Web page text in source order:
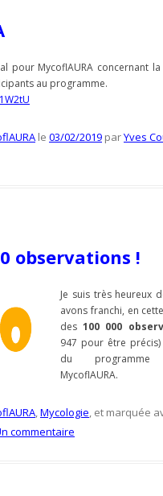
pour MycoflAURA concernant
au programme.
le 03/02/2019 parYves
observations !
Je suis très heureux
avons franchi, en
des100 000
947 pour être
du programme
MycoflAURA.
,Mycologie, et marquée
commentaire